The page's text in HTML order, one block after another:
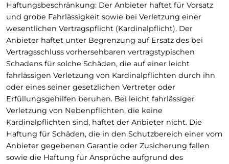
Haftungsbeschränkung: Der Anbieter haftet für Vorsatz
und grobe Fahrlässigkeit sowie bei Verletzung einer
wesentlichen Vertragspflicht (Kardinalpflicht). Der
Anbieter haftet unter Begrenzung auf Ersatz des bei
Vertragsschluss vorhersehbaren vertragstypischen
Schadens für solche Schäden, die auf einer leicht
fahrlässigen Verletzung von Kardinalpflichten durch ihn
oder eines seiner gesetzlichen Vertreter oder
Erfüllungsgehilfen beruhen. Bei leicht fahrlässiger
Verletzung von Nebenpflichten, die keine
Kardinalpflichten sind, haftet der Anbieter nicht. Die
Haftung für Schäden, die in den Schutzbereich einer vom
Anbieter gegebenen Garantie oder Zusicherung fallen
sowie die Haftung für Ansprüche aufgrund des